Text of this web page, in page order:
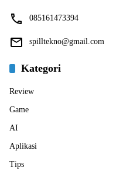
085161473394
spilltekno@gmail.com
Kategori
Review
Game
AI
Aplikasi
Tips